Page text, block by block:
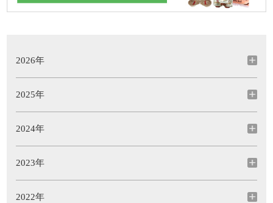
2026年
2025年
2024年
2023年
2022年